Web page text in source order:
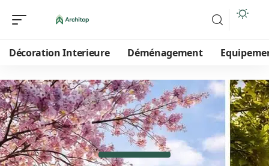
Décoration Interieure Déménagement